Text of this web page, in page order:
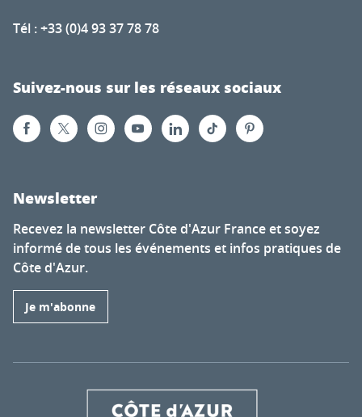
Tél : +33 (0)4 93 37 78 78
Suivez-nous sur les réseaux sociaux
Newsletter
Recevez la newsletter Côte d'Azur France et soyez
informé de tous les événements et infos pratiques de
Côte d'Azur.
Je m'abonne